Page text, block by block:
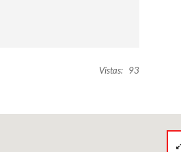
Vistas: 93